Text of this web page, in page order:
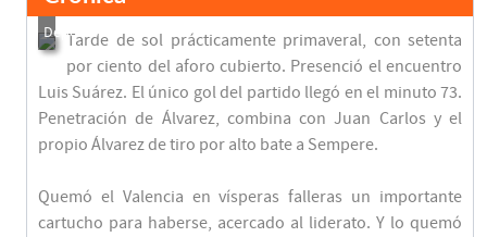
Tarde de sol prácticamente primaveral, con setenta
por ciento del aforo cubierto. Presenció el encuentro
Luis Suárez. El único gol del partido llegó en el minuto 73.
Penetración de Álvarez, combina con Juan Carlos y el
propio Álvarez de tiro por alto bate a Sempere.
Quemó el Valencia en vísperas falleras un importante
cartucho para haberse, acercado al liderato. Y lo quemó